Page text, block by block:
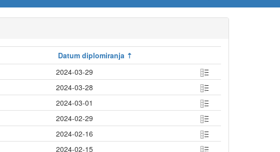
Datum diplomiranja
2024-03-29
2024-03-28
2024-03-01
2024-02-29
2024-02-16
2024-02-15